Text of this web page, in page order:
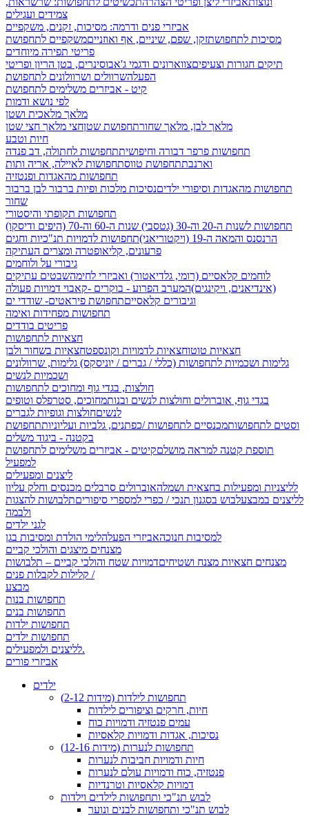
צמידים ועגילים
אביזרי פנים ודרמה: מסיכות, זקנים, משקפיים
מסיכות לתחפושתזקן, שפם, שיניים, אף ואוזנייםמשקפיים לתחפושת
פריטי תפירה מיוחדים
תיקים חגורות וצעיפיםצווארונים ודגמי ג'אבוסינרים, בטן הריון ופריטי
הפעלהשרוולים ושרוולונים לתחפושת
קיט - אביזרים משלימים לתחפושת
לפי נושא ודמות
מלאך מלאכית ושטן
מלאך לבן, מלאך שחורתחפושת שטןחצי מלאך חצי שטן
חיות וטבע
תחפושות פרפר דבורה וחיפושיתתחפושות לחתולה, דב פנדה
וארנבתתחפושת טווסתחפושות לאיילה, אריה ותות
תחפושות מהאגדות ופנטזיה
תחפושות מהאגדות וסיפורי ילדיםנסיכות מלכות ופיות ברבור לבן ברבור
שחור
תחפושות תקופתי והיסטורי
תחפושות לשנות ה-20 וה-30 (גטסבי)
שנות ה-60 וה-70 (היפים ודיסקו)
הרנסנס והמאה ה-19 (ויקטוריאני)
תחפושות לדמויות תנ"כיות וחגים
פרעונים, קליאופטרה ומצרים העתיקה
גיבורי על ולוחמים
לוחמים קלאסיים (רומי, גלדיאטור) ואביזרי לחימהשבטים עתיקים
(אינדיאנים, ויקינגים)המערב הפרוע - בוקרים -קאבוי דמויות פעולה
וגיבורים קלאסייםתחפושת פיראטים- שודדי ים
תחפושות מפחידות ואימה
פריטים בודדים
חצאיות לתחפושות
חצאיות טוטוחצאיות לדמויות וקונספטחצאיות בשחור ולבן
גלימות ושכמיות לתחפושות (כללי / גברים / יוניסקס) גלימות, שרוולונים
ושכמיות לנשים
חולצות, בגדי גוף ומחוכים לתחפושות
בגדי גוף, אוברולים וחולצות לנשים ובנותמחוכים, סטרפלס וטופים
לנשיםחולצות וגופיות לגברים
וסטים לתחפושותמכנסיים לתחפושות /כפתנים, גלביות ועליוניותתחפושת
בקטנה - ביגוד משלים
תוספת קטנה למראה מושלםקיטים - אביזרים משלימים לתחפושת
למפעיל
ליצנים ומפעילים
לליצניות ומפעילות בחצאית ושמלהאוברולים סרבלים מכנסים וחלק עליון
לליצנים במבצעלבוש בסגנון תנכי / כפרי למספרי סיפוריםתלבושות להצגות
ולבמה
לגני ילדים
למסיבות חנוכהאביזרי הפעלהלימי הולדת ומסיבות בגן
מצנחים מיצגים והולכי קביים
מצנחים חצאיות מצנח ושטיחיםדמויות שטח והולכי קביים – תלבושות
קלילות לקבלות פנים /
מבצע
תחפושות בנות
תחפושות בנים
תחפושות ילדות
תחפושות ילדים
לליצנים ולמפעילים.
אביזרי פורים
ילדים
תחפושות לילדות (מידות 2-12)
חיות, חרקים וציפורים לילדות
עמים פנטזיה ודמויות כוח
נסיכות, אגדות ודמויות קלאסיות
תחפושות לנערות (מידות 12-16)
חיות ודמויות חביבות לנערות
פנטזיה, כוח ודמויות עולם לנערות
דמויות קלאסיות וטרנדיות
לבוש תנ"כי ותחפושות לילדים וילדות
לבוש תנ"כי ותחפושות לבנים ונוער